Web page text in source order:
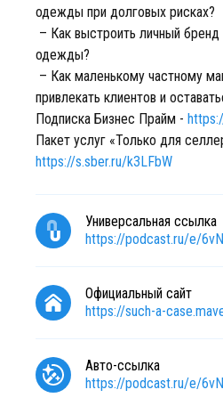
одежды при долговых рисках?
– Как выстроить личный
одежды?
– Как маленькому частному
привлекать клиентов и
Подписка Бизнес Прайм -
Пакет услуг «Только для
https://s.sber.ru/k3LFbW
Универсальная ссылка
https://podcast.ru/e/
Официальный сайт
https://such-a-
Авто-ссылка
https://podcast.ru/e/